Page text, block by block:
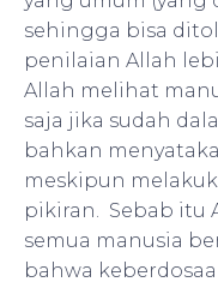
sehingga bisa
penilaian Allah
Allah melihat
saja jika sudah
bahkan
meskipun
pikiran. Sebab itu
semua manusia
bahwa